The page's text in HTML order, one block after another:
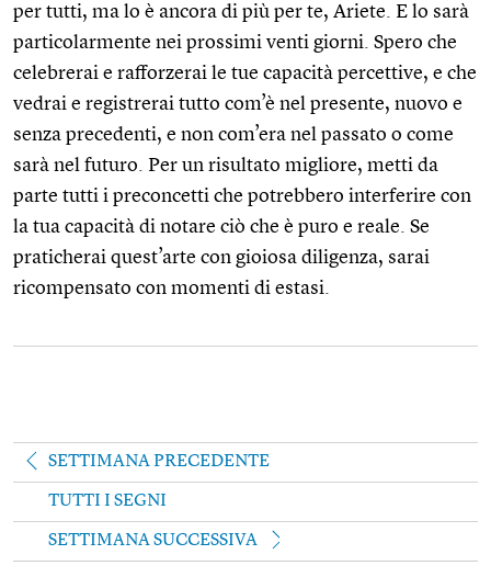
per tutti, ma lo è ancora di più per te, Ariete. E lo sarà
particolarmente nei prossimi venti giorni. Spero che
celebrerai e rafforzerai le tue capacità percettive, e che
vedrai e registrerai tutto com’è nel presente, nuovo e
senza precedenti, e non com’era nel passato o come
sarà nel futuro. Per un risultato migliore, metti da
parte tutti i preconcetti che potrebbero interferire con
la tua capacità di notare ciò che è puro e reale. Se
praticherai quest’arte con gioiosa diligenza, sarai
ricompensato con momenti di estasi.
SETTIMANA PRECEDENTE
TUTTI I SEGNI
SETTIMANA SUCCESSIVA